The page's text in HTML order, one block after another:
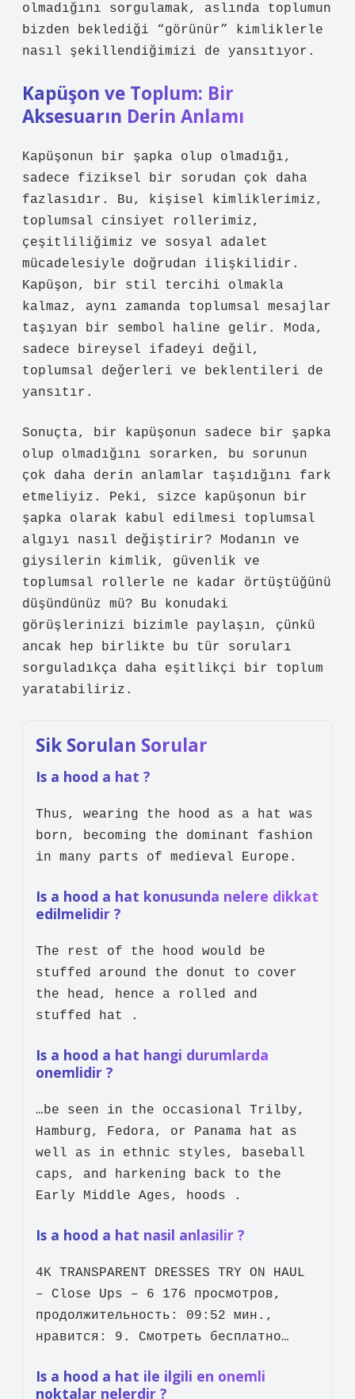
olmadığını sorgulamak, aslında toplumun
bizden beklediği “görünür” kimliklerle
nasıl şekillendiğimizi de yansıtıyor.
Kapüşon ve Toplum: Bir
Aksesuarın Derin Anlamı
Kapüşonun bir şapka olup olmadığı,
sadece fiziksel bir sorudan çok daha
fazlasıdır. Bu, kişisel kimliklerimiz,
toplumsal cinsiyet rollerimiz,
çeşitliliğimiz ve sosyal adalet
mücadelesiyle doğrudan ilişkilidir.
Kapüşon, bir stil tercihi olmakla
kalmaz, aynı zamanda toplumsal mesajlar
taşıyan bir sembol haline gelir. Moda,
sadece bireysel ifadeyi değil,
toplumsal değerleri ve beklentileri de
yansıtır.
Sonuçta, bir kapüşonun sadece bir şapka
olup olmadığını sorarken, bu sorunun
çok daha derin anlamlar taşıdığını fark
etmeliyiz. Peki, sizce kapüşonun bir
şapka olarak kabul edilmesi toplumsal
algıyı nasıl değiştirir? Modanın ve
giysilerin kimlik, güvenlik ve
toplumsal rollerle ne kadar örtüştüğünü
düşündünüz mü? Bu konudaki
görüşlerinizi bizimle paylaşın, çünkü
ancak hep birlikte bu tür soruları
sorguladıkça daha eşitlikçi bir toplum
yaratabiliriz.
Sik Sorulan Sorular
Is a hood a hat ?
Thus, wearing the hood as a hat was
born, becoming the dominant fashion
in many parts of medieval Europe.
Is a hood a hat konusunda nelere dikkat
edilmelidir ?
The rest of the hood would be
stuffed around the donut to cover
the head, hence a rolled and
stuffed hat .
Is a hood a hat hangi durumlarda
onemlidir ?
…be seen in the occasional Trilby,
Hamburg, Fedora, or Panama hat as
well as in ethnic styles, baseball
caps, and harkening back to the
Early Middle Ages, hoods .
Is a hood a hat nasil anlasilir ?
4K TRANSPARENT DRESSES TRY ON HAUL
– Close Ups – 6 176 просмотров,
продолжительность: 09:52 мин.,
нравится: 9. Смотреть бесплатно…
Is a hood a hat ile ilgili en onemli
noktalar nelerdir ?